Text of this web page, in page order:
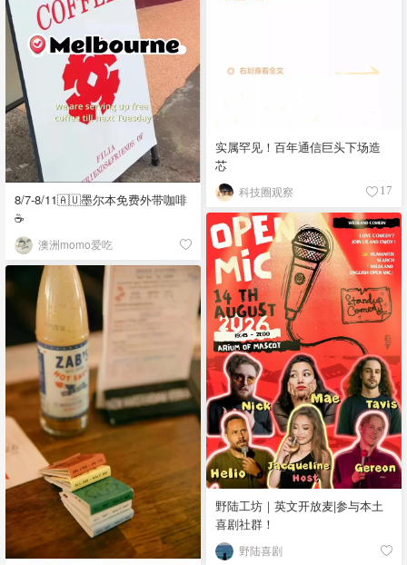
实属罕见！百年通信巨头下场造
芯
科技圈观察 17
8/7-8/11🇦🇺墨尔本免费外带咖啡
☕
澳洲momo爱吃
野陆工坊｜英文开放麦|参与本土
喜剧社群！
野陆喜剧